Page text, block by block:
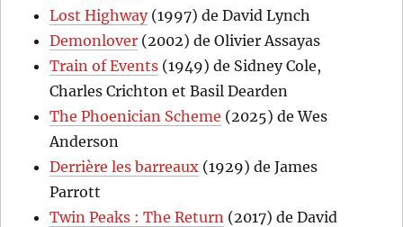
Lost Highway(1997) de David Lynch
Demonlover (2002) de Olivier Assayas
Train of Events (1949) de Sidney Cole,
Charles Crichton et Basil Dearden
The Phoenician Scheme (2025) de Wes
Anderson
Derrière les barreaux (1929) de James
Parrott
Twin Peaks : The Return (2017) de David